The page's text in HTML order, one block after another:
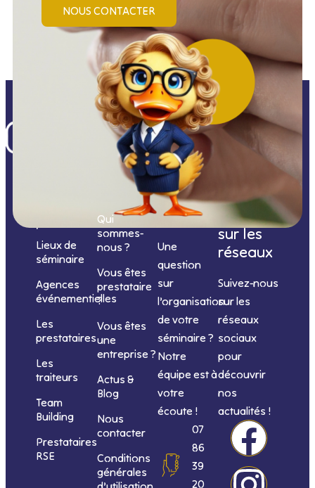
NOUS CONTACTER
prestations
Lieux de
séminaire
Agences
événementielles
Les
prestataires
Les
traiteurs
Team
Building
Prestataires
RSE
Informations
Qui
sommes-
nous ?
Vous êtes
prestataire
?
Vous êtes
une
entreprise ?
Actus &
Blog
Nous
contacter
Conditions
générales
Nous
contacter
Une
question
sur
l’organisation
de votre
séminaire ?
Notre
équipe est à
votre
écoute !
07
86
39
20
Nous
suivre
sur les
réseaux
Suivez-nous
sur les
réseaux
sociaux
pour
découvrir
nos
actualités !
F
a
I
n
L
i
Y
o